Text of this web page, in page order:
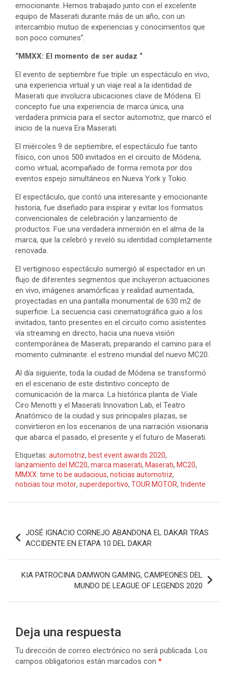
emocionante. Hemos trabajado junto con el excelente
equipo de Maserati durante más de un año, con un
intercambio mutuo de experiencias y conocimientos que
son poco comunes”.
“MMXX: El momento de ser audaz “
El evento de septiembre fue triple: un espectáculo en vivo,
una experiencia virtual y un viaje real a la identidad de
Maserati que involucra ubicaciones clave de Módena. El
concepto fue una experiencia de marca única, una
verdadera primicia para el sector automotriz, que marcó el
inicio de la nueva Era Maserati.
El miércoles 9 de septiembre, el espectáculo fue tanto
físico, con unos 500 invitados en el circuito de Módena,
como virtual, acompañado de forma remota por dos
eventos espejo simultáneos en Nueva York y Tokio.
El espectáculo, que contó una interesante y emocionante
historia, fue diseñado para inspirar y evitar los formatos
convencionales de celebración y lanzamiento de
productos. Fue una verdadera inmersión en el alma de la
marca, que la celebró y reveló su identidad completamente
renovada.
El vertiginoso espectáculo sumergió al espectador en un
flujo de diferentes segmentos que incluyeron actuaciones
en vivo, imágenes anamórficas y realidad aumentada,
proyectadas en una pantalla monumental de 630 m2 de
superficie. La secuencia casi cinematográfica guio a los
invitados, tanto presentes en el circuito como asistentes
vía streaming en directo, hacia una nueva visión
contemporánea de Maserati, preparando el camino para el
momento culminante: el estreno mundial del nuevo MC20.
Al día siguiente, toda la ciudad de Módena se transformó
en el escenario de este distintivo concepto de
comunicación de la marca. La histórica planta de Viale
Ciro Menotti y el Maserati Innovation Lab, el Teatro
Anatómico de la ciudad y sus principales plazas, se
convirtieron en los escenarios de una narración visionaria
que abarca el pasado, el presente y el futuro de Maserati.
Etiquetas: automotriz, best event awards 2020,
lanzamiento del MC20, marca maserati, Maserati, MC20,
MMXX: time to be audacious, noticias automotriz,
noticias tour motor, superdeportivo, TOUR MOTOR, tridente
Navegación
de
entradas
JOSÉ IGNACIO CORNEJO ABANDONA EL DAKAR TRAS
ACCIDENTE EN ETAPA 10 DEL DAKAR
KIA PATROCINA DAMWON GAMING, CAMPEONES DEL
MUNDO DE LEAGUE OF LEGENDS 2020
Deja una respuesta
Tu dirección de correo electrónico no será publicada. Los
campos obligatorios están marcados con *